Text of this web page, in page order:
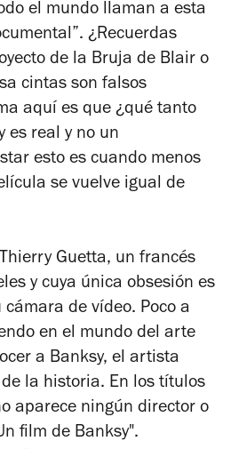
el mundo llaman a esta
¿Recuerdas
de la Bruja de Blair o
cintas son falsos
aquí es que ¿qué tanto
es real y no un
esto es cuando menos
se vuelve igual de
Guetta, un francés
y cuya única obsesión es
de vídeo. Poco a
en el mundo del arte
a Banksy, el artista
la historia. En los títulos
aparece ningún director o
film de Banksy".